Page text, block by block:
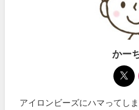
かー
アイロンビーズにハマってし